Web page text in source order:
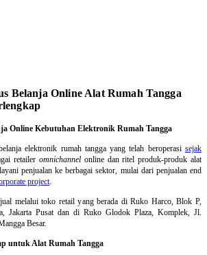
Belanja Online Alat Rumah Tangga
Online Kebutuhan Elektronik Rumah Tangga
elektronik rumah tanggayang telah beroperasisejak
retaileromnichannel online dan ritel produk-produk alat
penjualan ke berbagai sektor, mulai dari penjualan end
project
melalui toko retail yang berada di Ruko Harco, Blok P,
Jakarta Pusat dan di Ruko Glodok Plaza, Komplek, Jl.
Besar.
untuk Alat Rumah Tangga